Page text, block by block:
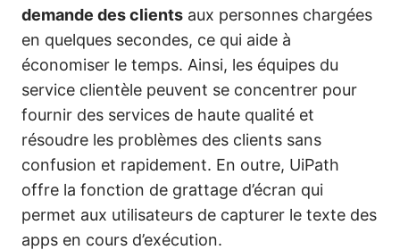
demande des clients aux personnes chargées
en quelques secondes, ce qui aide à
économiser le temps. Ainsi, les équipes du
service clientèle peuvent se concentrer pour
fournir des services de haute qualité et
résoudre les problèmes des clients sans
confusion et rapidement. En outre, UiPath
offre la fonction de grattage d’écran qui
permet aux utilisateurs de capturer le texte des
apps en cours d’exécution.